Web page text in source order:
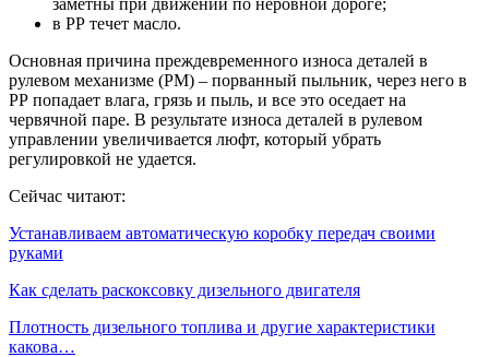
в РР течет масло.
Основная причина преждевременного износа деталей в
рулевом механизме (РМ) – порванный пыльник, через него в
РР попадает влага, грязь и пыль, и все это оседает на
червячной паре. В результате износа деталей в рулевом
управлении увеличивается люфт, который убрать
регулировкой не удается.
Сейчас читают:
Устанавливаем автоматическую коробку передач своими
руками
Как сделать раскоксовку дизельного двигателя
Плотность дизельного топлива и другие характеристики
какова…